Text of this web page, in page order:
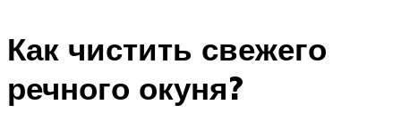
Как чистить свежего
речного окуня?